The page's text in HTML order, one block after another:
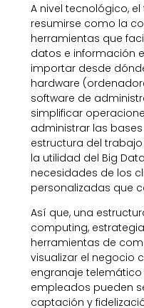
A nivel tecnológico,
resumirse como la
herramientas que
datos e información
importar desde
hardware
software de
simplificar
administrar las
estructura del
la utilidad del Big
necesidades de los
personalizadas que
Así que, una
computing,
herramientas de
visualizar el negocio
engranaje
empleados pueden
captación y